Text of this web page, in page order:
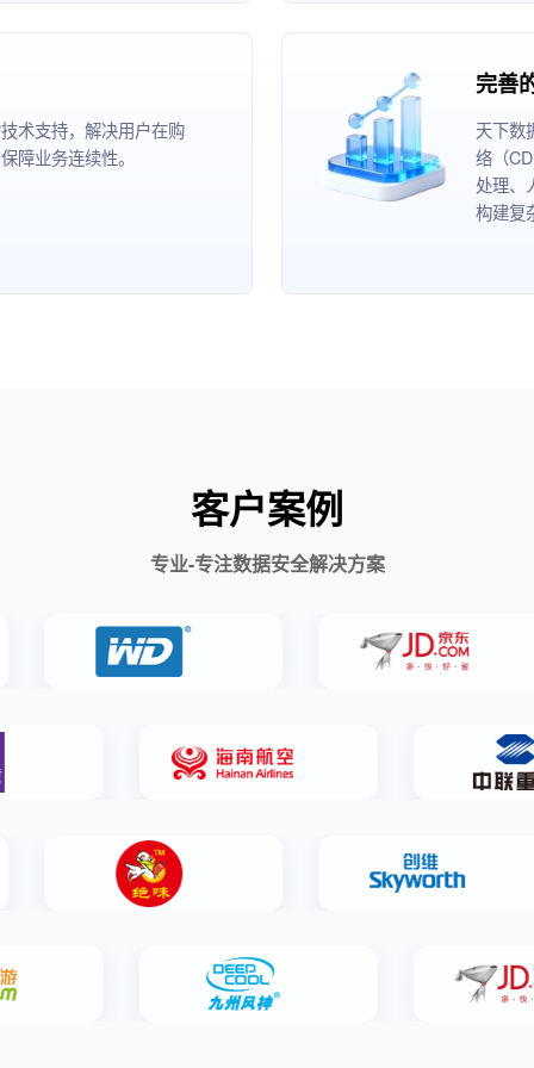
术支持，解决用户在购
障业务连续性。
完善
天下数
络（
处理、
构建复
客户案例
专业-专注数据安全解决方案